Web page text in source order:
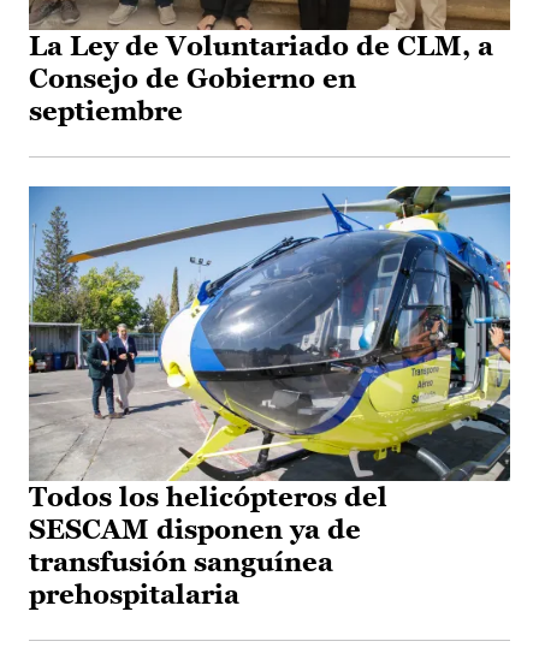
La Ley de Voluntariado de CLM, a
Consejo de Gobierno en
septiembre
Todos los helicópteros del
SESCAM disponen ya de
transfusión sanguínea
prehospitalaria